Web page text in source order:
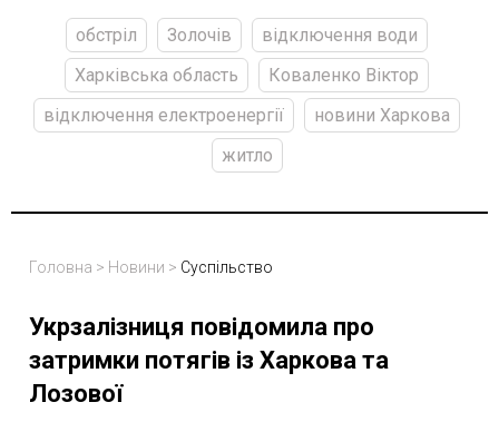
обстріл Золочів
відключення води
Харківська область
Коваленко Віктор
відключення електроенергії
новини Харкова
житло
Головна > Новини > Суспільство
Укрзалізниця повідомила про
затримки потягів із Харкова та
Лозової